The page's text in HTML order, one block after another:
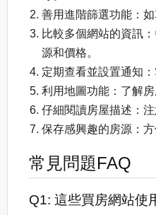
善用進階篩選功能：
比較多個網站的資訊
源和價格。
定期查看並設置通知：
利用地圖功能：了解
仔細閱讀房屋描述：注
保存感興趣的房源：方
常見問題FAQ
Q1: 這些買房網站使